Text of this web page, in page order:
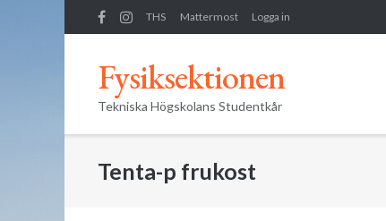
to
THS Mattermost Logga in
Fysiksektionen
Tekniska Högskolans Studentkår
Tenta-p frukost